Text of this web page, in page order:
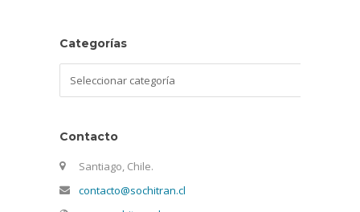
Categorías
Contacto
Santiago, Chile.
contacto@sochitran.cl